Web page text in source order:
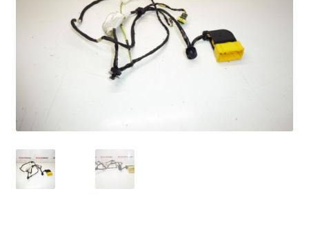
Skarga